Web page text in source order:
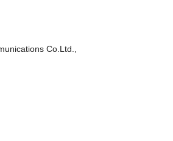
Co.Ltd.,